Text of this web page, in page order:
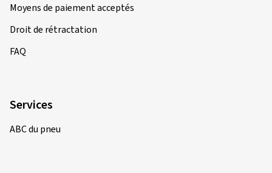
Moyens de paiement acceptés
Droit de rétractation
FAQ
Services
ABC du pneu